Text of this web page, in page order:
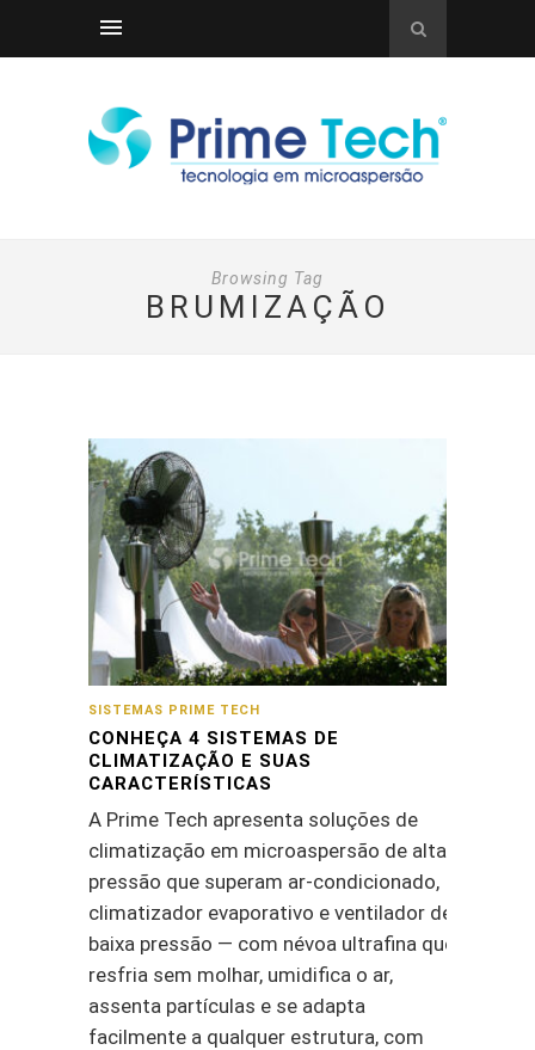
Browsing Tag
BRUMIZAÇÃO
SISTEMAS PRIME TECH
CONHEÇA 4 SISTEMAS DE
CLIMATIZAÇÃO E SUAS
CARACTERÍSTICAS
A Prime Tech apresenta soluções de
climatização em microaspersão de alta
pressão que superam ar-condicionado,
climatizador evaporativo e ventilador de
baixa pressão — com névoa ultrafina que
resfria sem molhar, umidifica o ar,
assenta partículas e se adapta
facilmente a qualquer estrutura, com